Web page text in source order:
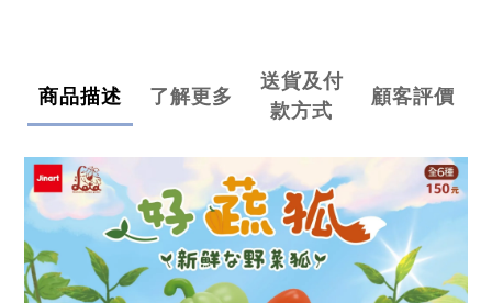
商品描述 了解更多
送貨及付
款方式
顧客評價